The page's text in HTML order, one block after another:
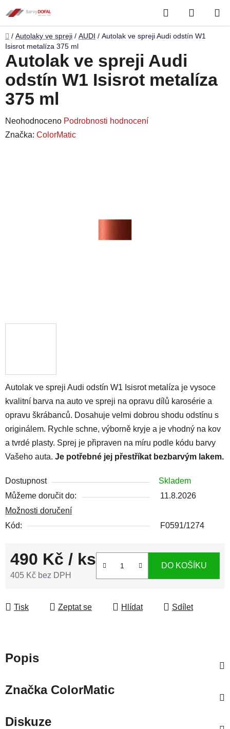
na
obsah
Hledat
KOŠÍK
Domů
/ Autolaky ve spreji / AUDI / Autolak ve spreji Audi odstín W1
Isisrot metalíza 375 ml
Autolak ve spreji Audi odstín W1 Isisrot metalíza je vysoce
kvalitní barva na auto ve spreji na opravu dílů karosérie a
opravu škrábanců. Dosahuje velmi dobrou shodu odstínu s
originálem. Rychle schne, výborně kryje a je vhodný na kov
a tvrdé plasty. Sprej je připraven na míru podle kódu barvy
Vašeho auta. Je potřebné jej přestříkat bezbarvým lakem.
Dostupnost
Skladem
Můžeme doručit do:
11.8.2026
Možnosti doručení
Kód:
F0591/1274
490 Kč / ks
405 Kč bez DPH
DO KOŠÍKU
Tisk Zeptat se Hlídat Sdílet
Autolak ve spreji Audi
odstín W1 Isisrot metalíza
375 ml
Průměrné
hodnocení
Neohodnoceno Podrobnosti hodnocení
Značka: ColorMatic
Popis
ZnačkaColorMatic
Diskuze